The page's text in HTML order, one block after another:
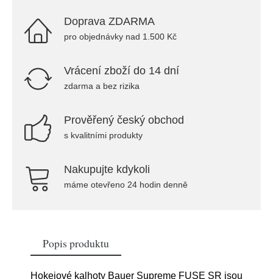
Doprava ZDARMA
pro objednávky nad 1.500 Kč
Vrácení zboží do 14 dní
zdarma a bez rizika
Prověřený český obchod
s kvalitními produkty
Nakupujte kdykoli
máme otevřeno 24 hodin denně
Popis produktu
Hokejové kalhoty Bauer Supreme FUSE SR jsou